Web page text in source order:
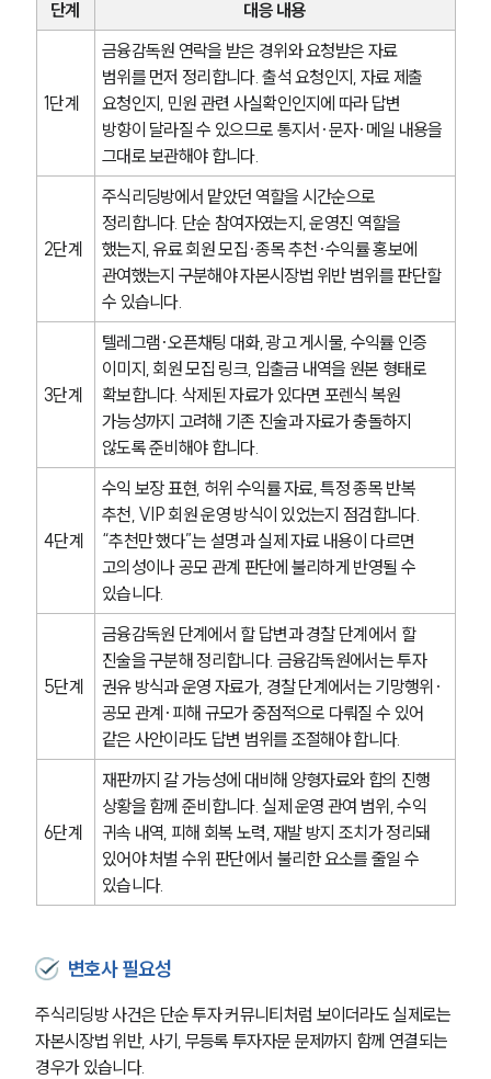
고객의 소리
통합검색
AI대륜
업무사례
형사 주요 업무사례
사례분석/최신동향
형사 법률정보
법률지식인
형사소송·상담후기
업무분야
형사그룹 업무
전체
구성원 소개
형사전문변호사
소식/자료
언론보도
공지사항
법률 블로그
법률서식
뉴스레터/브로슈어
세미나
대륜법률상담예약
대륜법률상담예약
단계 대응 내용
1단계
금융감독원 연락을 받은 경위와 요청받은 자료
범위를 먼저 정리합니다. 출석 요청인지, 자료 제출
요청인지, 민원 관련 사실확인인지에 따라 답변
방향이 달라질 수 있으므로 통지서·문자·메일 내용을
그대로 보관해야 합니다.
2단계
주식리딩방에서 맡았던 역할을 시간순으로
정리합니다. 단순 참여자였는지, 운영진 역할을
했는지, 유료 회원 모집·종목 추천·수익률 홍보에
관여했는지 구분해야 자본시장법 위반 범위를 판단할
수 있습니다.
3단계
텔레그램·오픈채팅 대화, 광고 게시물, 수익률 인증
이미지, 회원 모집 링크, 입출금 내역을 원본 형태로
확보합니다. 삭제된 자료가 있다면 포렌식 복원
가능성까지 고려해 기존 진술과 자료가 충돌하지
않도록 준비해야 합니다.
4단계
수익 보장 표현, 허위 수익률 자료, 특정 종목 반복
추천, VIP 회원 운영 방식이 있었는지 점검합니다.
“추천만 했다”는 설명과 실제 자료 내용이 다르면
고의성이나 공모 관계 판단에 불리하게 반영될 수
있습니다.
5단계
금융감독원 단계에서 할 답변과 경찰 단계에서 할
진술을 구분해 정리합니다. 금융감독원에서는 투자
권유 방식과 운영 자료가, 경찰 단계에서는 기망행위·
공모 관계·피해 규모가 중점적으로 다뤄질 수 있어
같은 사안이라도 답변 범위를 조절해야 합니다.
6단계
재판까지 갈 가능성에 대비해 양형자료와 합의 진행
상황을 함께 준비합니다. 실제 운영 관여 범위, 수익
귀속 내역, 피해 회복 노력, 재발 방지 조치가 정리돼
있어야 처벌 수위 판단에서 불리한 요소를 줄일 수
있습니다.
변호사 필요성
주식리딩방 사건은 단순 투자 커뮤니티처럼 보이더라도 실제로는
자본시장법 위반, 사기, 무등록 투자자문 문제까지 함께 연결되는
경우가 있습니다.